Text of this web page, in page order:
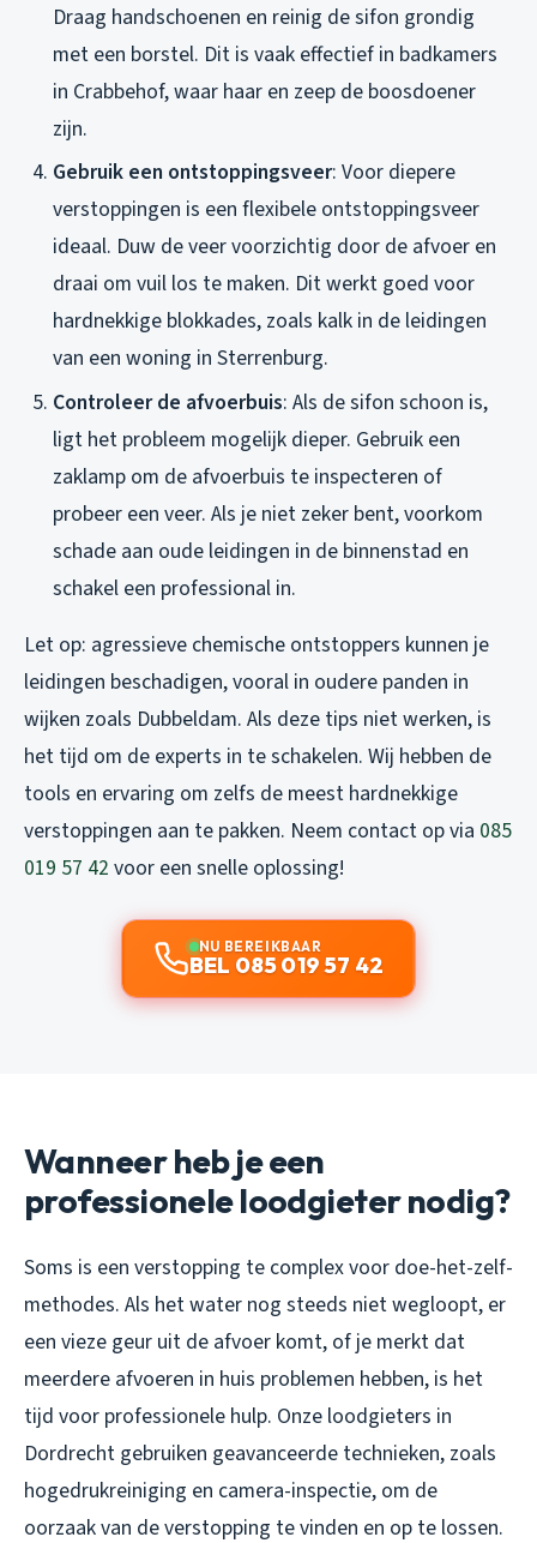
Draag handschoenen en reinig de sifon grondig
met een borstel. Dit is vaak effectief in badkamers
in Crabbehof, waar haar en zeep de boosdoener
zijn.
Gebruik een ontstoppingsveer: Voor diepere
verstoppingen is een flexibele ontstoppingsveer
ideaal. Duw de veer voorzichtig door de afvoer en
draai om vuil los te maken. Dit werkt goed voor
hardnekkige blokkades, zoals kalk in de leidingen
van een woning in Sterrenburg.
Controleer de afvoerbuis: Als de sifon schoon is,
ligt het probleem mogelijk dieper. Gebruik een
zaklamp om de afvoerbuis te inspecteren of
probeer een veer. Als je niet zeker bent, voorkom
schade aan oude leidingen in de binnenstad en
schakel een professional in.
Let op: agressieve chemische ontstoppers kunnen je
leidingen beschadigen, vooral in oudere panden in
wijken zoals Dubbeldam. Als deze tips niet werken, is
het tijd om de experts in te schakelen. Wij hebben de
tools en ervaring om zelfs de meest hardnekkige
verstoppingen aan te pakken. Neem contact op via 085
019 57 42 voor een snelle oplossing!
NU BEREIKBAAR
BEL 085 019 57 42
Wanneer heb je een
professionele loodgieter nodig?
Soms is een verstopping te complex voor doe-het-zelf-
methodes. Als het water nog steeds niet wegloopt, er
een vieze geur uit de afvoer komt, of je merkt dat
meerdere afvoeren in huis problemen hebben, is het
tijd voor professionele hulp. Onze loodgieters in
Dordrecht gebruiken geavanceerde technieken, zoals
hogedrukreiniging en camera-inspectie, om de
oorzaak van de verstopping te vinden en op te lossen.